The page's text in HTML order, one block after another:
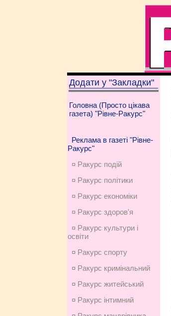
Додати у "Закладки"
Головна (Просто цікава
газета) "Рівне-Ракурс"
Реклама в газеті "Рівне-
Ракурс"
¤ Ракурс подій
¤ Ракурс політики
¤ Ракурс економiки
¤ Ракурс здоров'я
¤ Ракурс культури і
освіти
¤ Ракурс спорту
¤ Ракурс кримінальний
¤ Ракурс житейський
¤ Ракурс інтимний